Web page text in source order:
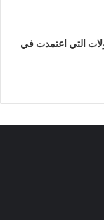
التي اعتمدت في